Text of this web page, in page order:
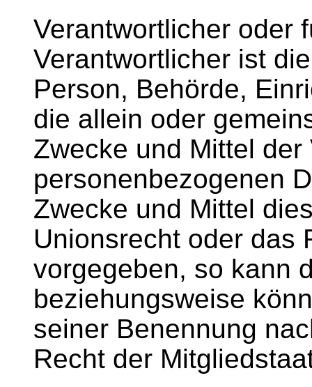
Verantwortlicher oder
Verantwortlicher ist
Person, Behörde,
die allein oder
Zwecke und Mittel
personenbezogenen
Zwecke und Mittel
Unionsrecht oder das
vorgegeben, so kann
beziehungsweise
seiner Benennung
Recht der